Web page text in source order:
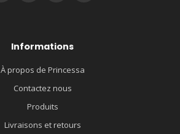
Informations
À propos de Princessa
Contactez nous
Produits
Livraisons et retours